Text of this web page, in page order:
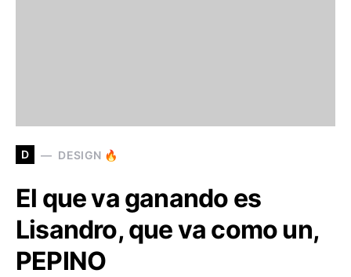
D DESIGN 🔥
El que va ganando es
Lisandro, que va como un,
PEPINO